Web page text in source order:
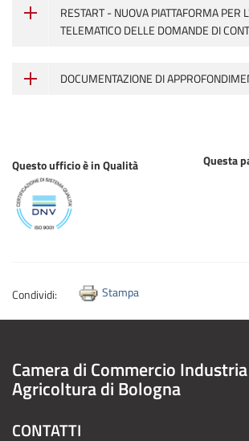
RESTART - NUOVA PIATTAFORMA PER
TELEMATICO DELLE DOMANDE DI
DOCUMENTAZIONE DI
Questa
Questo ufficio è in Qualità
Condividi: Stampa
Camera di Commercio
Agricoltura di Bologna
CONTATTI